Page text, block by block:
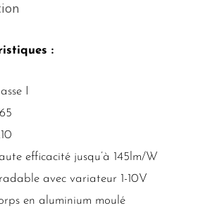
:
I
efficacité jusqu’à 145lm/W
avec variateur 1-10V
en aluminium moulé